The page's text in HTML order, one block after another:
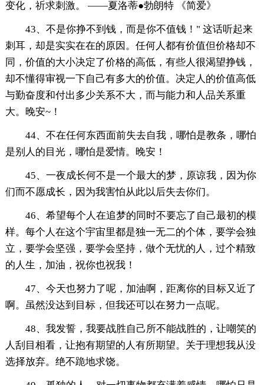
变化，祈求刺激。 ——夏洛蒂●勃朗特 《简爱》
43、不是你挣不到钱，而是你不值钱！" 这话听起来
刺耳，却是实实在在的原因。任何人都有价值但价格却不
同，价值的大小决定了价格的高低，有些人很渴望挣钱，
却不懂得审视一下自己有多大的价值。决定人的价值高低
与勤奋度和付出多少关系不大，而与能力和人品关系重
大。晚安~！
44、不在任何东西面前失去自我，哪怕是教条，哪怕
是别人的目光，哪怕是爱情。晚安！
45、一夜成长何不是一个最大的梦，原谅我，因为你
们而不愿成长，因为我害怕从此以后失去你们。
46、希望每个人在追梦的同时不要忘了自己最初的模
样。每个人在这个宇宙里都是独一无二的个体，要学会独
立，要学会坚强，要学会坚持，做个无忧的人，过个精致
的人生，加油，祝你也祝我！
47、今天也努力了呢，加油啊，距离你的目标又近了
啊。虽然没达到目标，但我还可以在努力一点呢。
48、我发誓，我要战胜自己所不能战胜的，让嘲笑的
人刮目相看，让抱有期望的人有所期望。关于理想我从没
选择放弃。绝不跪地求饶。